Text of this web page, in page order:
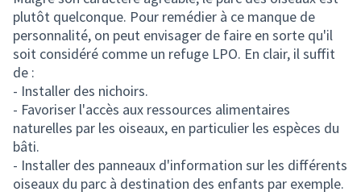
plutôt quelconque. Pour remédier à ce manque de
personnalité, on peut envisager de faire en sorte qu'il
soit considéré comme un refuge LPO. En clair, il suffit
de :
- Installer des nichoirs.
- Favoriser l'accès aux ressources alimentaires
naturelles par les oiseaux, en particulier les espèces du
bâti.
- Installer des panneaux d'information sur les différents
oiseaux du parc à destination des enfants par exemple.